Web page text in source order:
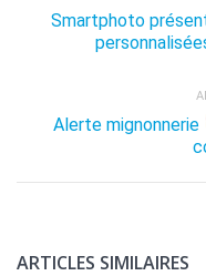
Smartphoto
Alerte mignonnerie
ARTICLES SIMILAIRES